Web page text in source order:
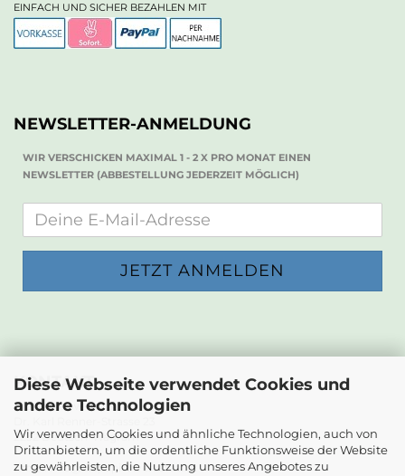
Diese Webseite verwendet Cookies und
andere Technologien
Wir verwenden Cookies und ähnliche Technologien, auch von
Drittanbietern, um die ordentliche Funktionsweise der Website
zu gewährleisten, die Nutzung unseres Angebotes zu
EINFACH UND SICHER BEZAHLEN MIT
NEWSLETTER-ANMELDUNG
WIR VERSCHICKEN MAXIMAL 1 - 2 X PRO MONAT EINEN
NEWSLETTER (ABBESTELLUNG JEDERZEIT MÖGLICH)
KONTAKT
Die Papierwerkstatt
2232 Deutsch-Wagram
Email: info@diepapierwerkstatt.at